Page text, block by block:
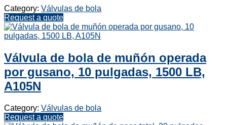
Category: Válvulas de bola
Request a quote
Válvula de bola de muñón operada
por gusano, 10 pulgadas, 1500 LB,
A105N
Category: Válvulas de bola
Request a quote